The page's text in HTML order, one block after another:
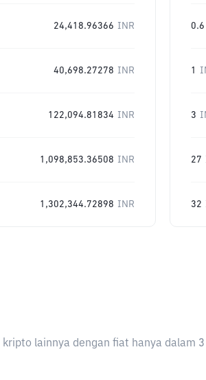
24,418.96366 INR
40,698.27278 INR
122,094.81834 INR
1,098,853.36508 INR
1,302,344.72898 INR
0.6
1
3
27
32
lainnya dengan fiat hanya dalam